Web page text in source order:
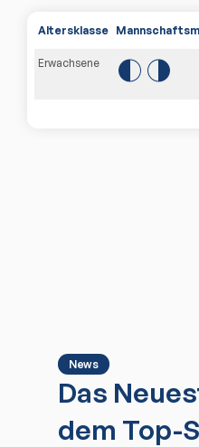
Altersklasse
Erwachsene
News
Das
dem Top-